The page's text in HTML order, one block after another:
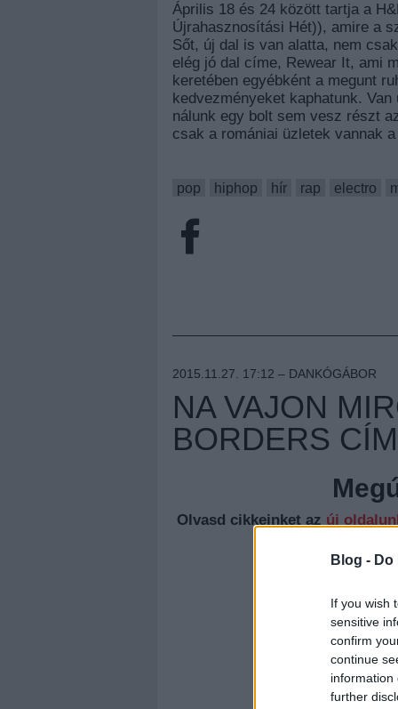
Blog -
If you wish
sensitive
confirm
continue
information
further
Április 18 és 24 között tartja a
Újrahasznosítási Hét)), amire a
Sőt, új dal is van alatta, nem
elég jó dal címe, Rewear It, ami
keretében egyébként a megunt
kedvezményeket kaphatunk. Van
nálunk egy bolt sem vesz részt
csak a romániai üzletek vannak
pop hiphop hír rap electro
2015.11.27. 17:12 – DANKÓGÁBOR
NA VAJON
BORDERS
Olvasd cikkeinket az új